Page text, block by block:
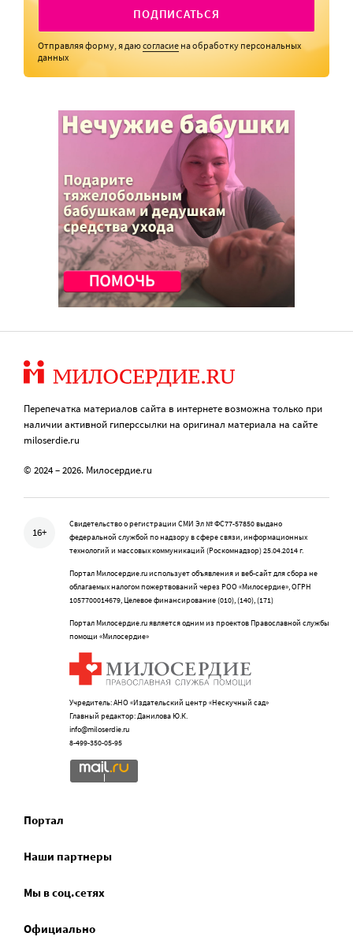
ПОДПИСАТЬСЯ
Отправляя форму, я даюсогласие на обработку персональных
данных
Перепечатка материалов сайта в интернете возможна только при
наличии активной гиперссылки на оригинал материала на сайте
miloserdie.ru
© 2024 – 2026. Милосердие.ru
16+
Свидетельство о регистрации СМИ Эл № ФС77-57850 выдано
федеральной службой по надзору в сфере связи, информационных
технологий и массовых коммуникаций (Роскомнадзор) 25.04.2014 г.
Портал Милосердие.ru использует объявления и веб-сайт для сбора не
облагаемых налогом пожертвований через РОО «Милосердие», ОГРН
1057700014679, Целевое финансирование (010), (140), (171)
Портал Милосердие.ru является одним из проектов Православной службы
помощи «Милосердие»
Учредитель: АНО «Издательский центр «Нескучный сад»
Главный редактор: Данилова Ю.К.
info@miloserdie.ru
8-499-350-05-95
Портал
Наши партнеры
Мы в соц.сетях
Официально